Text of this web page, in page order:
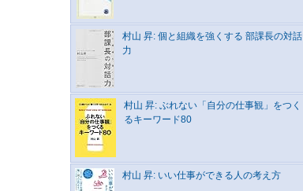
村山 昇: 個と組織を強くする 部課長の対話
力
村山 昇: ぶれない「自分の仕事観」をつく
るキーワード80
村山 昇: いい仕事ができる人の考え方